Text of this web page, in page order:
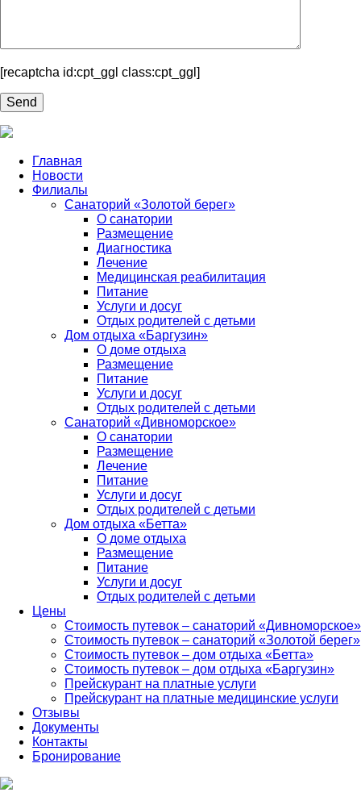
[recaptcha id:cpt_ggl class:cpt_ggl]
Главная
Новости
Филиалы
Санаторий «Золотой берег»
О санатории
Размещение
Диагностика
Лечение
Медицинская реабилитация
Питание
Услуги и досуг
Отдых родителей с детьми
Дом отдыха «Баргузин»
О доме отдыха
Размещение
Питание
Услуги и досуг
Отдых родителей с детьми
Санаторий «Дивноморское»
О санатории
Размещение
Лечение
Питание
Услуги и досуг
Отдых родителей с детьми
Дом отдыха «Бетта»
О доме отдыха
Размещение
Питание
Услуги и досуг
Отдых родителей с детьми
Цены
Стоимость путевок – санаторий «Дивноморское»
Стоимость путевок – санаторий «Золотой берег»
Стоимость путевок – дом отдыха «Бетта»
Стоимость путевок – дом отдыха «Баргузин»
Прейскурант на платные услуги
Прейскурант на платные медицинские услуги
Отзывы
Документы
Контакты
Бронирование